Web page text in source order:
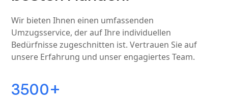
Wir bieten Ihnen einen umfassenden
Umzugsservice, der auf Ihre individuellen
Bedürfnisse zugeschnitten ist. Vertrauen Sie auf
unsere Erfahrung und unser engagiertes Team.
3500+